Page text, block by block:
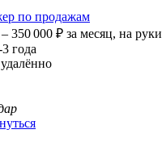
по продажам
– 350 000 ₽ за месяц, на руки
года